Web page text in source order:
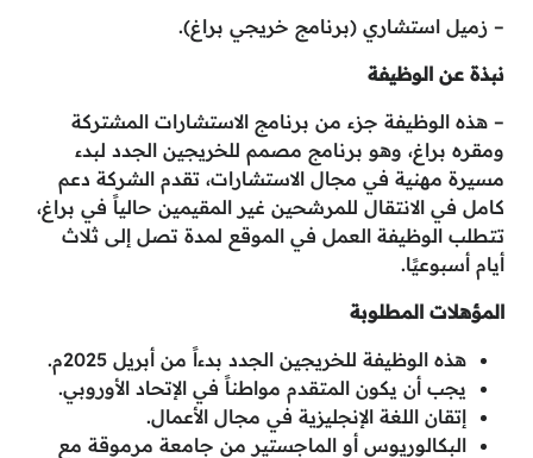
– زميل استشاري (برنامج خريجي براغ).
نبذة عن الوظيفة
– هذه الوظيفة جزء من برنامج الاستشارات المشتركة
ومقره براغ، وهو برنامج مصمم للخريجين الجدد لبدء
مسيرة مهنية في مجال الاستشارات، تقدم الشركة دعم
كامل في الانتقال للمرشحين غير المقيمين حالياً في براغ،
تتطلب الوظيفة العمل في الموقع لمدة تصل إلى ثلاث
أيام أسبوعيًا.
المؤهلات المطلوبة
هذه الوظيفة للخريجين الجدد بدءاً من أبريل 2025م.
يجب أن يكون المتقدم مواطناً في الإتحاد الأوروبي.
إتقان اللغة الإنجليزية في مجال الأعمال.
البكالوريوس أو الماجستير من جامعة مرموقة مع